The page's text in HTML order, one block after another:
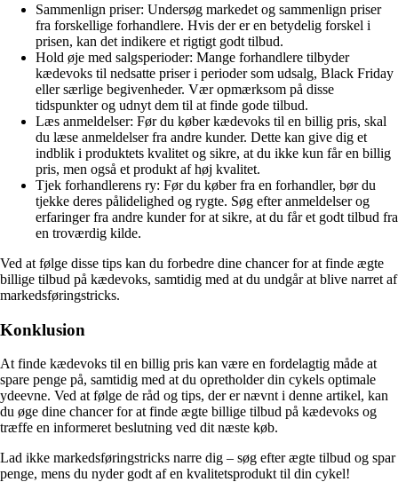
Sammenlign priser: Undersøg markedet og sammenlign priser
fra forskellige forhandlere. Hvis der er en betydelig forskel i
prisen, kan det indikere et rigtigt godt tilbud.
Hold øje med salgsperioder: Mange forhandlere tilbyder
kædevoks til nedsatte priser i perioder som udsalg, Black Friday
eller særlige begivenheder. Vær opmærksom på disse
tidspunkter og udnyt dem til at finde gode tilbud.
Læs anmeldelser: Før du køber kædevoks til en billig pris, skal
du læse anmeldelser fra andre kunder. Dette kan give dig et
indblik i produktets kvalitet og sikre, at du ikke kun får en billig
pris, men også et produkt af høj kvalitet.
Tjek forhandlerens ry: Før du køber fra en forhandler, bør du
tjekke deres pålidelighed og rygte. Søg efter anmeldelser og
erfaringer fra andre kunder for at sikre, at du får et godt tilbud fra
en troværdig kilde.
Ved at følge disse tips kan du forbedre dine chancer for at finde ægte
billige tilbud på kædevoks, samtidig med at du undgår at blive narret af
markedsføringstricks.
Konklusion
At finde kædevoks til en billig pris kan være en fordelagtig måde at
spare penge på, samtidig med at du opretholder din cykels optimale
ydeevne. Ved at følge de råd og tips, der er nævnt i denne artikel, kan
du øge dine chancer for at finde ægte billige tilbud på kædevoks og
træffe en informeret beslutning ved dit næste køb.
Lad ikke markedsføringstricks narre dig – søg efter ægte tilbud og spar
penge, mens du nyder godt af en kvalitetsprodukt til din cykel!